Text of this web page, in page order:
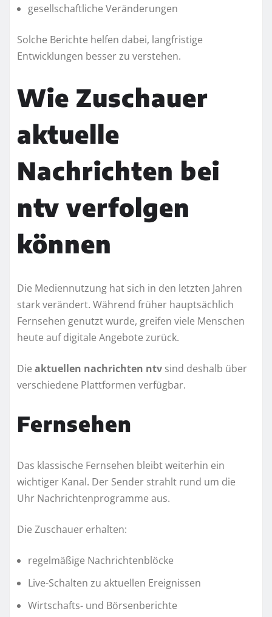
gesellschaftliche Veränderungen
Solche Berichte helfen dabei, langfristige
Entwicklungen besser zu verstehen.
Wie Zuschauer
aktuelle
Nachrichten bei
ntv verfolgen
können
Die Mediennutzung hat sich in den letzten Jahren
stark verändert. Während früher hauptsächlich
Fernsehen genutzt wurde, greifen viele Menschen
heute auf digitale Angebote zurück.
Die aktuellen nachrichten ntv sind deshalb über
verschiedene Plattformen verfügbar.
Fernsehen
Das klassische Fernsehen bleibt weiterhin ein
wichtiger Kanal. Der Sender strahlt rund um die
Uhr Nachrichtenprogramme aus.
Die Zuschauer erhalten:
regelmäßige Nachrichtenblöcke
Live-Schalten zu aktuellen Ereignissen
Wirtschafts- und Börsenberichte